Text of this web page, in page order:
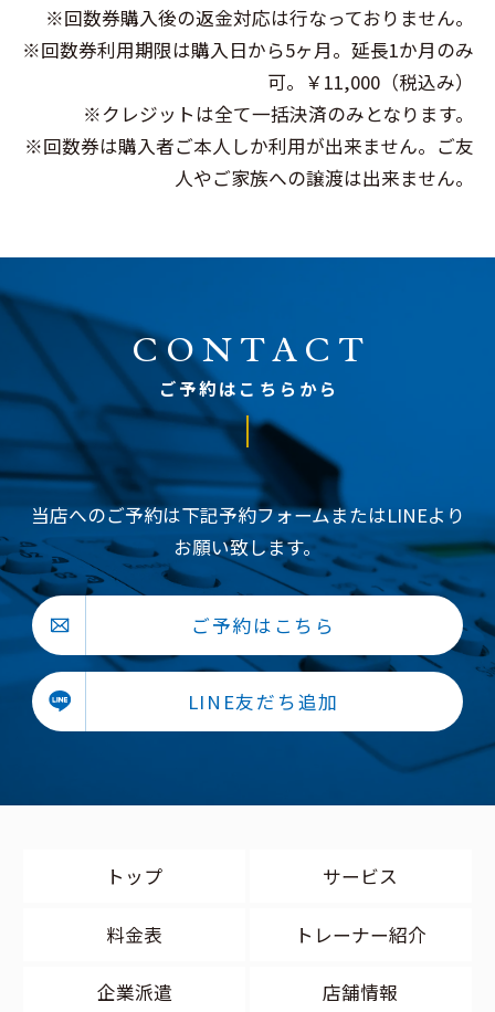
※回数券購入後の返金対応は行なっておりません。
※回数券利用期限は購入日から5ヶ月。延長1か月のみ
可。￥11,000（税込み）
※クレジットは全て一括決済のみとなります。
※回数券は購入者ご本人しか利用が出来ません。ご友
人やご家族への譲渡は出来ません。
ご予約はこちらから
CONTACT
当店へのご予約は下記予約フォームまたはLINEより
お願い致します。
ご予約はこちら
LINE友だち追加
トップ サービス
料金表 トレーナー紹介
企業派遣 店舗情報